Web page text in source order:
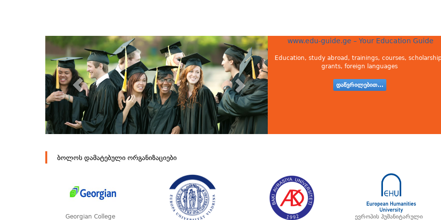
www.edu-guide.ge – Your Education Guide
Education, study abroad, trainings, courses,
grants, foreign languages
დაწვრილებით...
ბოლოს დამატებული ორგანიზაციები
Georgian College ევროპის ჰუმანიტარული